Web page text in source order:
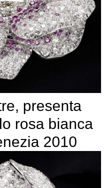
presenta
rosa bianca
2010